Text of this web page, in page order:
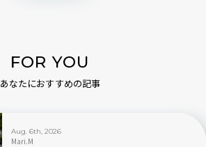
FOR YOU
あなたにおすすめの記事
Aug. 6th, 2026
Mari.M